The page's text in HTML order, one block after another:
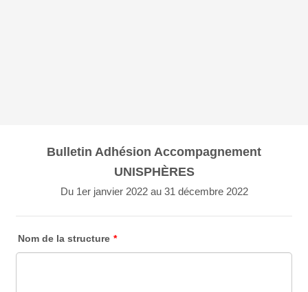
Bulletin Adhésion Accompagnement
UNISPHÈRES
Du 1er janvier 2022 au 31 décembre 2022
Nom de la structure *